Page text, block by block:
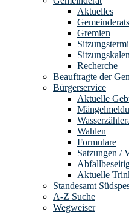
Aktuelles
Gremien
Recherche
Beauftragte der
Bürgerservice
Aktuelle
Wahlen
Formulare
Satzungen /
Aktuelle
Standesamt
A-Z Suche
Wegweiser